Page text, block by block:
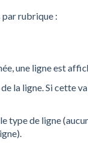
rubrique :
une ligne est
la ligne. Si cette
type de ligne